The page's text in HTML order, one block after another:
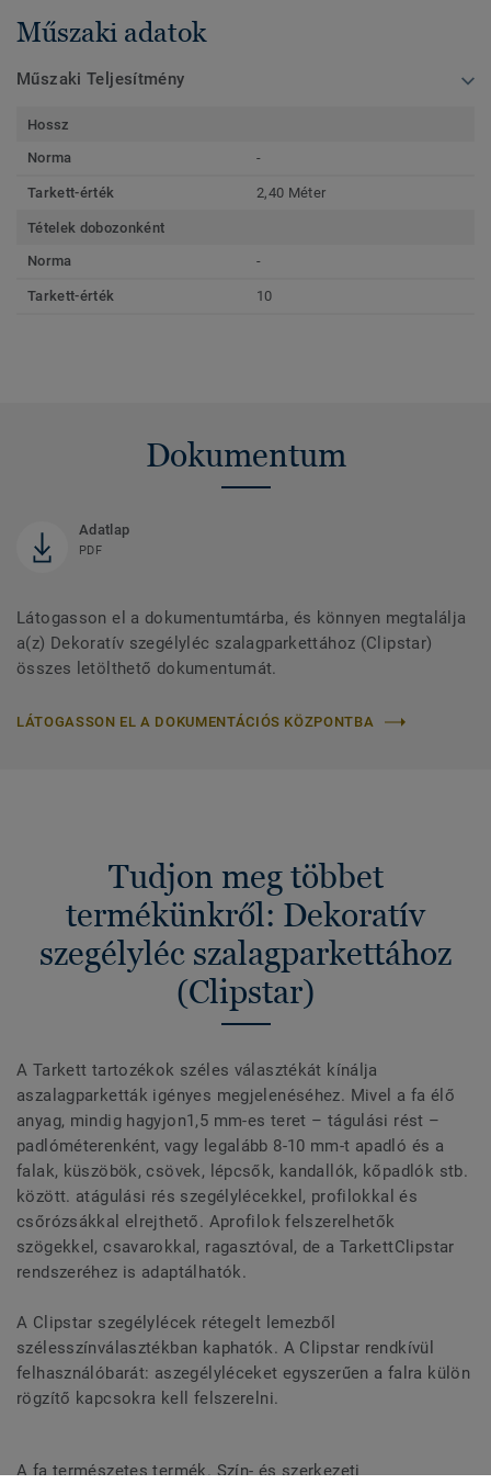
Műszaki adatok
Műszaki Teljesítmény
Hossz
Norma
-
Tarkett-érték 2,40 Méter
Tételek dobozonként
Norma
-
Tarkett-érték 10
Dokumentum
Adatlap
PDF
Látogasson el a dokumentumtárba, és könnyen megtalálja
a(z) Dekoratív szegélyléc szalagparkettához (Clipstar)
összes letölthető dokumentumát.
LÁTOGASSON EL A DOKUMENTÁCIÓS KÖZPONTBA
Tudjon meg többet
termékünkről: Dekoratív
szegélyléc szalagparkettához
(Clipstar)
A Tarkett tartozékok széles választékát kínálja
aszalagparketták igényes megjelenéséhez. Mivel a fa élő
anyag, mindig hagyjon1,5 mm-es teret – tágulási rést –
padlóméterenként, vagy legalább 8-10 mm-t apadló és a
falak, küszöbök, csövek, lépcsők, kandallók, kőpadlók stb.
között. atágulási rés szegélylécekkel, profilokkal és
csőrózsákkal elrejthető. Aprofilok felszerelhetők
szögekkel, csavarokkal, ragasztóval, de a TarkettClipstar
rendszeréhez is adaptálhatók.
A Clipstar szegélylécek rétegelt lemezből
szélesszínválasztékban kaphatók. A Clipstar rendkívül
felhasználóbarát: aszegélyléceket egyszerűen a falra külön
rögzítő kapcsokra kell felszerelni.
A fa természetes termék. Szín- és szerkezeti